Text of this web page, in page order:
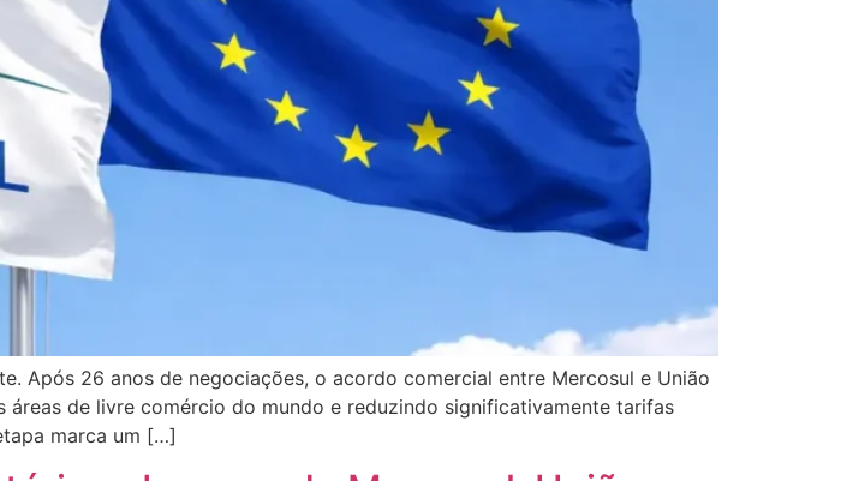
Após 26 anos de negociações, o acordo comercial entre Mercosul e União
de livre comércio do mundo e reduzindo significativamente tarifas
marca um […]